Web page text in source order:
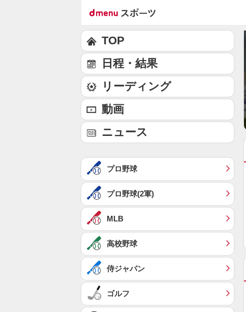
TOP
日程・結果
リーディング
動画
ニュース
プロ野球
プロ野球(2軍)
MLB
高校野球
侍ジャパン
ゴルフ